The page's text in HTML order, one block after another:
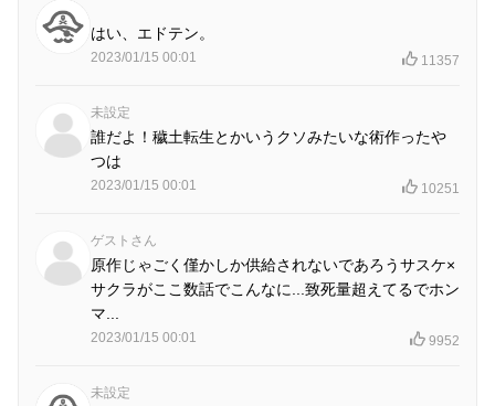
はい、エドテン。
2023/01/15 00:01 11357
未設定
誰だよ！穢土転生とかいうクソみたいな術作ったや
つは
2023/01/15 00:01 10251
ゲストさん
原作じゃごく僅かしか供給されないであろうサスケ×
サクラがここ数話でこんなに...致死量超えてるでホン
マ...
2023/01/15 00:01 9952
未設定